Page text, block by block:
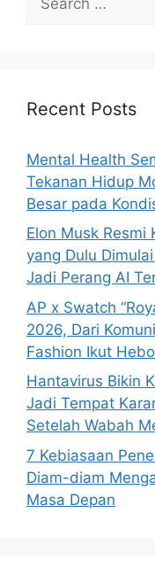
h
r
:
Recent Posts
Mental Health
Tekanan Hidup
Besar pada
Elon Musk Resmi
yang Dulu
Jadi Perang AI
AP x Swatch
2026, Dari
Fashion Ikut
Hantavirus Bikin
Jadi Tempat
Setelah Wabah
7 Kebiasaan
Diam-diam
Masa Depan